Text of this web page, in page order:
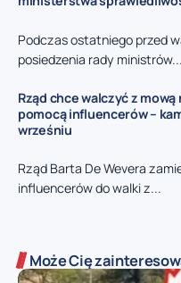
Podczas ostatniego przed
posiedzenia rady ministrów...
Rząd chce walczyć z
pomocą influencerów –
wrześniu
Rząd Barta De Wevera
influencerów do walki z...
Może Cię